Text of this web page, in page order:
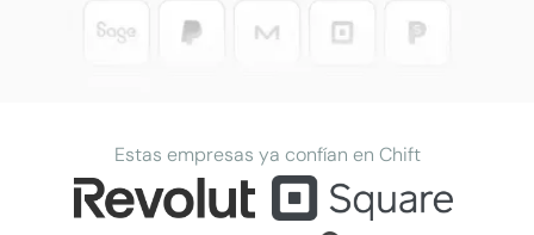
Estas empresas ya confían en Chift